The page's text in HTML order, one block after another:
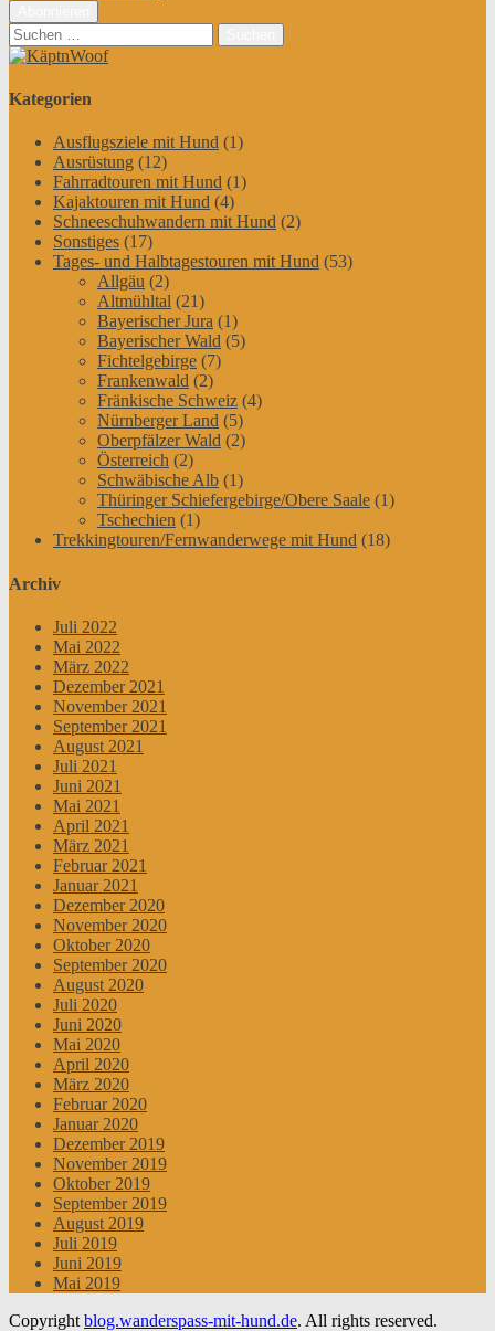
Suchen
nach:
Kategorien
Ausflugsziele mit Hund (1)
Ausrüstung (12)
Fahrradtouren mit Hund (1)
Kajaktouren mit Hund (4)
Schneeschuhwandern mit Hund (2)
Sonstiges (17)
Tages- und Halbtagestouren mit Hund (53)
Allgäu (2)
Altmühltal (21)
Bayerischer Jura (1)
Bayerischer Wald (5)
Fichtelgebirge (7)
Frankenwald (2)
Fränkische Schweiz (4)
Nürnberger Land (5)
Oberpfälzer Wald (2)
Österreich (2)
Schwäbische Alb (1)
Thüringer Schiefergebirge/Obere Saale (1)
Tschechien (1)
Trekkingtouren/Fernwanderwege mit Hund (18)
Archiv
Juli 2022
Mai 2022
März 2022
Dezember 2021
November 2021
September 2021
August 2021
Juli 2021
Juni 2021
Mai 2021
April 2021
März 2021
Februar 2021
Januar 2021
Dezember 2020
November 2020
Oktober 2020
September 2020
August 2020
Juli 2020
Juni 2020
Mai 2020
April 2020
März 2020
Februar 2020
Januar 2020
Dezember 2019
November 2019
Oktober 2019
September 2019
August 2019
Juli 2019
Juni 2019
Mai 2019
Copyright blog.wanderspass-mit-hund.de. All rights reserved.